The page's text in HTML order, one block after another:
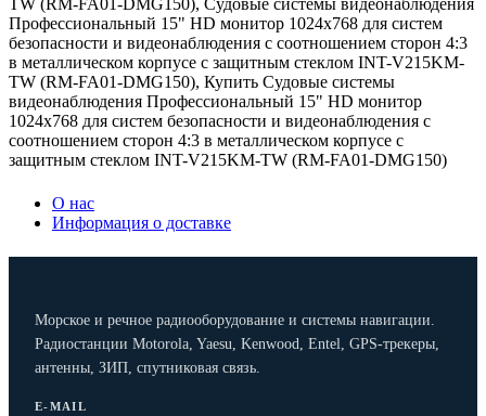
TW (RM-FA01-DMG150), Судовые системы видеонаблюдения
Профессиональный 15" HD монитор 1024х768 для систем
безопасности и видеонаблюдения с соотношением сторон 4:3
в металлическом корпусе с защитным стеклом INT-V215KM-
TW (RM-FA01-DMG150), Купить Судовые системы
видеонаблюдения Профессиональный 15" HD монитор
1024х768 для систем безопасности и видеонаблюдения с
соотношением сторон 4:3 в металлическом корпусе с
защитным стеклом INT-V215KM-TW (RM-FA01-DMG150)
О нас
Информация о доставке
Морское и речное радиооборудование и системы навигации.
Радиостанции Motorola, Yaesu, Kenwood, Entel, GPS-трекеры,
антенны, ЗИП, спутниковая связь.
E-MAIL